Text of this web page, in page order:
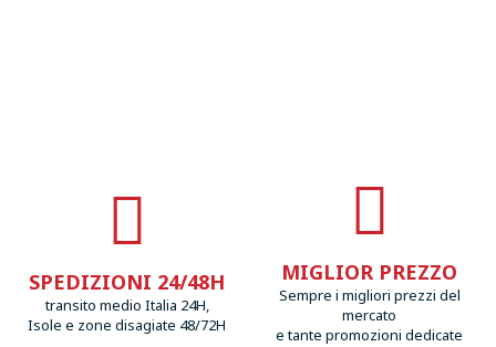
SPEDIZIONI 24/48H
transito medio Italia 24H,
Isole e zone disagiate 48/72H
MIGLIOR PREZZO
Sempre i migliori prezzi del
mercato
e tante promozioni dedicate